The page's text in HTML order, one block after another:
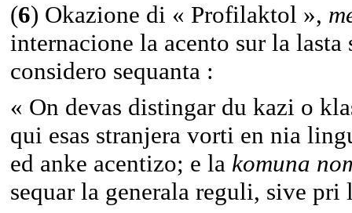
(6) Okazione di « Profilaktol »,
internacione la acento sur la
considero sequanta :
« On devas distingar du kazi o
qui esas stranjera vorti en nia
ed anke acentizo; e la komuna
sequar la generala reguli, sive